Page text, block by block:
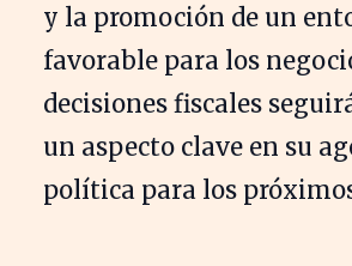
y la promoción de un
favorable para los
decisiones fiscales
un aspecto clave en su
política para los